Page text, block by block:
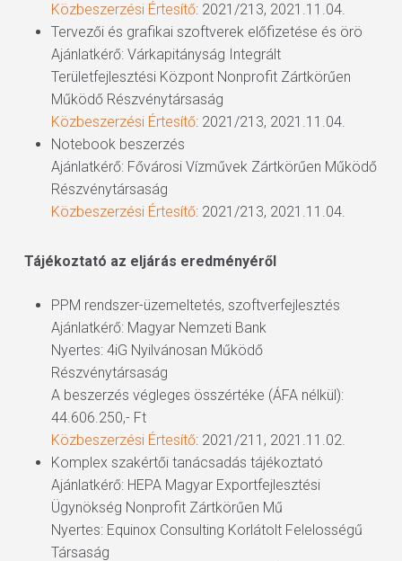
Közbeszerzési Értesítő: 2021/213, 2021.11.04.
Tervezői és grafikai szoftverek előfizetése és örö
Ajánlatkérő: Várkapitányság Integrált
Területfejlesztési Központ Nonprofit Zártkörűen
Működő Részvénytársaság
Közbeszerzési Értesítő: 2021/213, 2021.11.04.
Notebook beszerzés
Ajánlatkérő: Fővárosi Vízművek Zártkörűen Működő
Részvénytársaság
Közbeszerzési Értesítő: 2021/213, 2021.11.04.
Tájékoztató az eljárás eredményéről
PPM rendszer-üzemeltetés, szoftverfejlesztés
Ajánlatkérő: Magyar Nemzeti Bank
Nyertes: 4iG Nyilvánosan Működő
Részvénytársaság
A beszerzés végleges összértéke (ÁFA nélkül):
44.606.250,- Ft
Közbeszerzési Értesítő: 2021/211, 2021.11.02.
Komplex szakértői tanácsadás tájékoztató
Ajánlatkérő: HEPA Magyar Exportfejlesztési
Ügynökség Nonprofit Zártkörűen Mű
Nyertes: Equinox Consulting Korlátolt Felelosségű
Társaság